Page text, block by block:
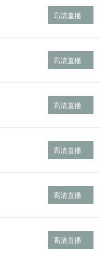
高清直播
高清直播
高清直播
高清直播
高清直播
高清直播